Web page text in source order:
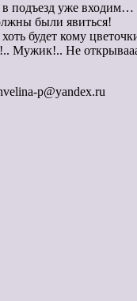
подъезд уже входим…
были явиться!
кому цветочки
Мужик!.. Не
p@yandex.ru